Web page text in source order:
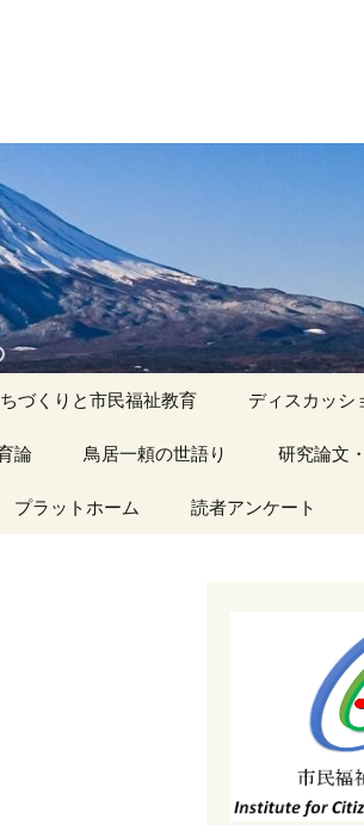
づくりと市民福祉教育
カイブ（１）
ディスカッシ
アーカイブ（
アーカイブ（
記事（151）～
アーカイブ（
記事（201）～
論 鳥居一頼の世語り
アーカイブ（１）
研究論文
アーカイ
アーカイ
調査報告
アーカイ
実践報告
アーカイ
コラム
プラットホーム 読者アンケート